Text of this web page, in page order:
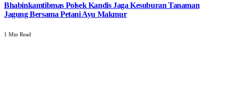
Bhabinkamtibmas Polsek Kandis Jaga Kesuburan Tanaman
Jagung Bersama Petani Ayu Makmur
1 Min Read